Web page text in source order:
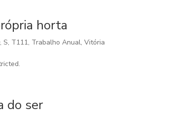
horta
,S, T111, Trabalho Anual,Vitória
do ser